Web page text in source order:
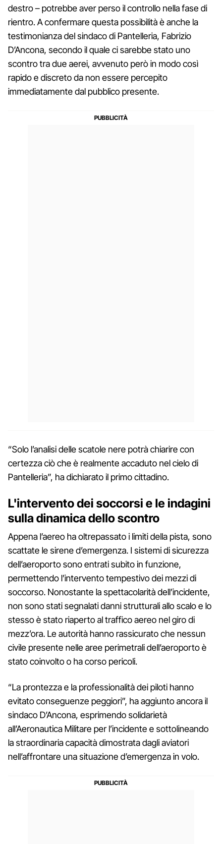
destro – potrebbe aver perso il controllo nella fase di
rientro. A confermare questa possibilità è anche la
testimonianza del sindaco di Pantelleria, Fabrizio
D’Ancona, secondo il quale ci sarebbe stato uno
scontro tra due aerei, avvenuto però in modo così
rapido e discreto da non essere percepito
immediatamente dal pubblico presente.
“Solo l’analisi delle scatole nere potrà chiarire con
certezza ciò che è realmente accaduto nel cielo di
Pantelleria”, ha dichiarato il primo cittadino.
L'intervento dei soccorsi e le indagini
sulla dinamica dello scontro
Appena l’aereo ha oltrepassato i limiti della pista, sono
scattate le sirene d’emergenza. I sistemi di sicurezza
dell’aeroporto sono entrati subito in funzione,
permettendo l’intervento tempestivo dei mezzi di
soccorso. Nonostante la spettacolarità dell’incidente,
non sono stati segnalati danni strutturali allo scalo e lo
stesso è stato riaperto al traffico aereo nel giro di
mezz’ora. Le autorità hanno rassicurato che nessun
civile presente nelle aree perimetrali dell’aeroporto è
stato coinvolto o ha corso pericoli.
“La prontezza e la professionalità dei piloti hanno
evitato conseguenze peggiori”, ha aggiunto ancora il
sindaco D’Ancona, esprimendo solidarietà
all’Aeronautica Militare per l’incidente e sottolineando
la straordinaria capacità dimostrata dagli aviatori
nell’affrontare una situazione d’emergenza in volo.